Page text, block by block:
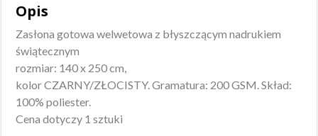
Opis
Zasłona gotowa welwetowa z błyszczącym nadrukiem
świątecznym
rozmiar: 140 x 250 cm,
kolor CZARNY/ZŁOCISTY. Gramatura: 200 GSM. Skład:
100% poliester.
Cena dotyczy 1 sztuki